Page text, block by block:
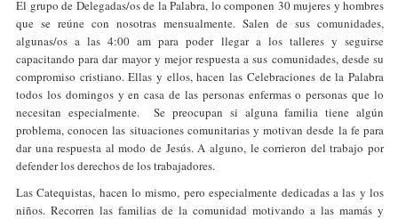
El grupo de Delegadas/os de la Palabra, lo componen 30 mujeres y hombres
que se reúne con nosotras mensualmente. Salen de sus comunidades,
algunas/os a las 4:00 am para poder llegar a los talleres y seguirse
capacitando para dar mayor y mejor respuesta a sus comunidades, desde su
compromiso cristiano. Ellas y ellos, hacen las Celebraciones de la Palabra
todos los domingos y en casa de las personas enfermas o personas que lo
necesitan especialmente. Se preocupan si alguna familia tiene algún
problema, conocen las situaciones comunitarias y motivan desde la fe para
dar una respuesta al modo de Jesús. A alguno, le corrieron del trabajo por
defender los derechos de los trabajadores.
Las Catequistas, hacen lo mismo, pero especialmente dedicadas a las y los
niños. Recorren las familias de la comunidad motivando a las mamás y